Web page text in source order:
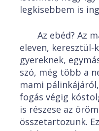
legkisebbem is
Az ebéd? Az
eleven, keresztül-
gyereknek,
szó, még több a
mami
fogás végig
is részese az
összetartozunk.